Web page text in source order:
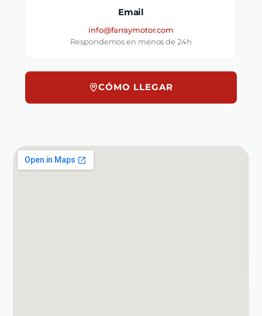
Email
info@farraymotor.com
Respondemos en menos de 24h
CÓMO LLEGAR